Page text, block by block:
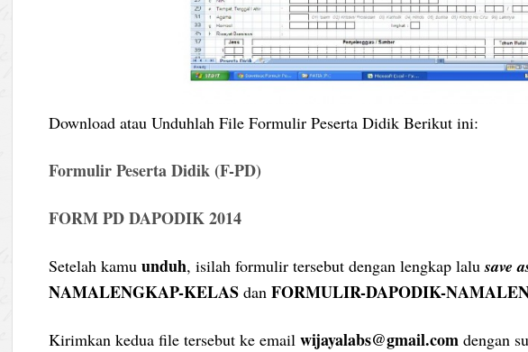
Download atau Unduhlah File Formulir Peserta Didik Berikut ini:
Formulir Peserta Didik (F-PD)
FORM PD DAPODIK 2014
Setelah kamuunduh, isilah formulir tersebut dengan lengkap lalusave
NAMALENGKAP-KELAS danFORMULIR-DAPODIK-
Kirimkan kedua file tersebut ke emailwijayalabs@gmail.com dengan